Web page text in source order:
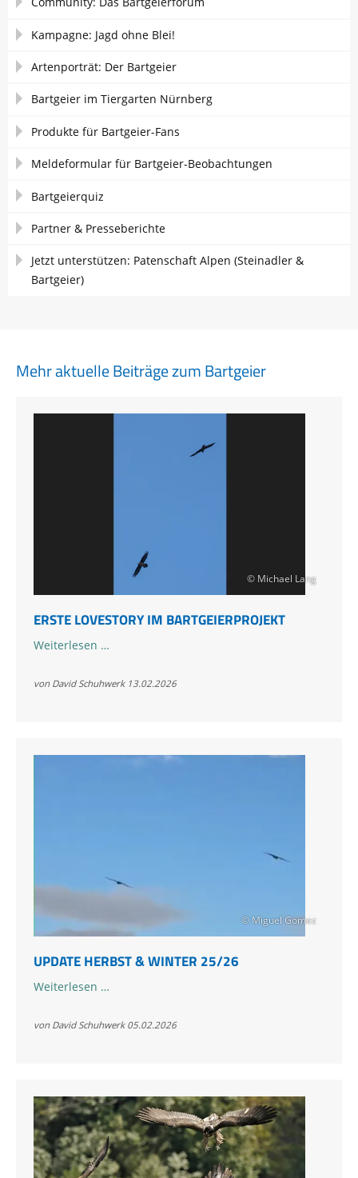
Kampagne: Jagd ohne Blei!
Artenporträt: Der Bartgeier
Bartgeier im Tiergarten Nürnberg
Produkte für Bartgeier-Fans
Meldeformular für Bartgeier-Beobachtungen
Bartgeierquiz
Partner & Presseberichte
Jetzt unterstützen: Patenschaft Alpen (Steinadler &
Bartgeier)
Mehr aktuelle Beiträge zum Bartgeier
© Michael Lang
ERSTE LOVESTORY IM BARTGEIERPROJEKT
Weiterlesen …Erste
im
von David Schuhwerk 13.02.2026
© Miguel Gomez
UPDATE HERBST & WINTER 25/26
Weiterlesen …Update
&
von David Schuhwerk 05.02.2026